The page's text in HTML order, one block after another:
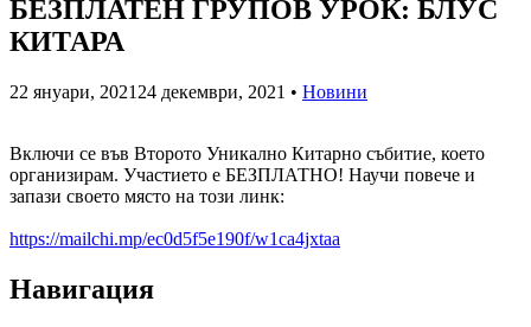
БЕЗПЛАТЕН ГРУПОВ УРОК: БЛУС
КИТАРА
22 януари, 2021 24 декември, 2021 • Новини
Включи се във Второто Уникално Китарно събитие, което
организирам. Участието е БЕЗПЛАТНО! Научи повече и
запази своето място на този линк:
https://mailchi.mp/ec0d5f5e190f/w1ca4jxtaa
Навигация